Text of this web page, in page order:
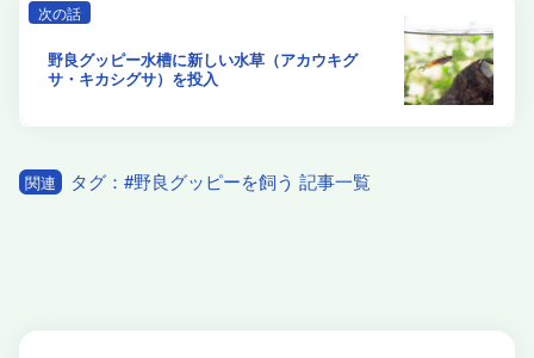
次の話
野良グッピー水槽に新しい水草（アカウキグ
サ・キカシグサ）を投入
関連 タグ：#野良グッピーを飼う 記事一覧